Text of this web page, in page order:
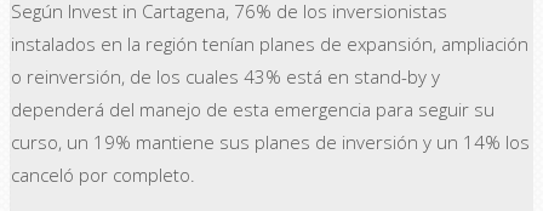
Según Invest in Cartagena, 76% de los inversionistas
instalados en la región tenían planes de expansión, ampliación
o reinversión, de los cuales 43% está en stand-by y
dependerá del manejo de esta emergencia para seguir su
curso, un 19% mantiene sus planes de inversión y un 14% los
canceló por completo.